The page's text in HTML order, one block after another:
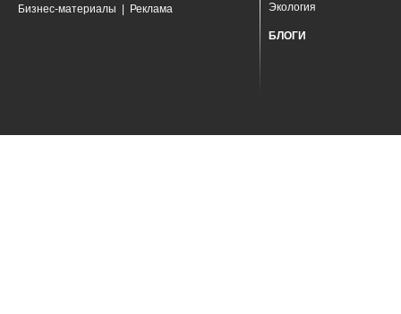
Бизнес-материалы Реклама
Экология
БЛОГИ